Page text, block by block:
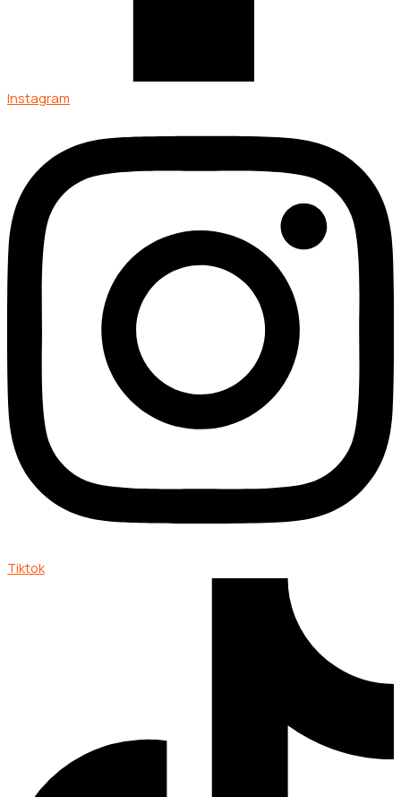
Instagram
Tiktok